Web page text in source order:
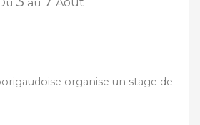
organise un stage de